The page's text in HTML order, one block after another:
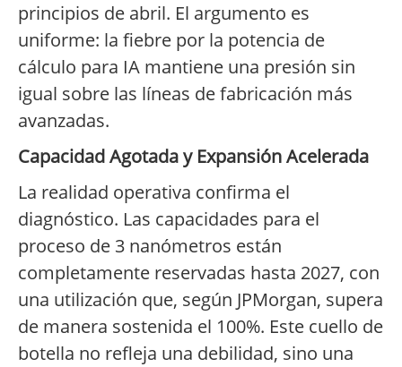
principios de abril. El argumento es
uniforme: la fiebre por la potencia de
cálculo para IA mantiene una presión sin
igual sobre las líneas de fabricación más
avanzadas.
Capacidad Agotada y Expansión Acelerada
La realidad operativa confirma el
diagnóstico. Las capacidades para el
proceso de 3 nanómetros están
completamente reservadas hasta 2027, con
una utilización que, según JPMorgan, supera
de manera sostenida el 100%. Este cuello de
botella no refleja una debilidad, sino una